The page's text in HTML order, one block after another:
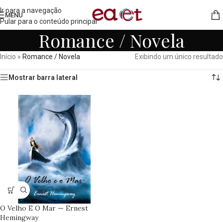
Ir para a navegação
Pular para o conteúdo principal
MENU
Romance / Novela
Início » Romance / Novela Exibindo um único resultado
Mostrar barra lateral
O Velho E O Mar — Ernest
Hemingway